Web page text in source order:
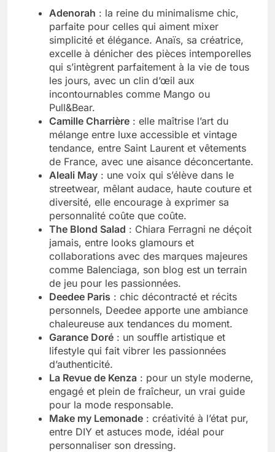
Adenorah : la reine du minimalisme chic,
parfaite pour celles qui aiment mixer
simplicité et élégance. Anaïs, sa créatrice,
excelle à dénicher des pièces intemporelles
qui s’intègrent parfaitement à la vie de tous
les jours, avec un clin d’œil aux
incontournables comme Mango ou
Pull&Bear.
Camille Charrière : elle maîtrise l’art du
mélange entre luxe accessible et vintage
tendance, entre Saint Laurent et vêtements
de France, avec une aisance déconcertante.
Aleali May : une voix qui s’élève dans le
streetwear, mêlant audace, haute couture et
diversité, elle encourage à exprimer sa
personnalité coûte que coûte.
The Blond Salad : Chiara Ferragni ne déçoit
jamais, entre looks glamours et
collaborations avec des marques majeures
comme Balenciaga, son blog est un terrain
de jeu pour les passionnées.
Deedee Paris : chic décontracté et récits
personnels, Deedee apporte une ambiance
chaleureuse aux tendances du moment.
Garance Doré : un souffle artistique et
lifestyle qui fait vibrer les passionnées
d’authenticité.
La Revue de Kenza : pour un style moderne,
engagé et plein de fraîcheur, un vrai guide
pour la mode responsable.
Make my Lemonade : créativité à l’état pur,
entre DIY et astuces mode, idéal pour
personnaliser son dressing.